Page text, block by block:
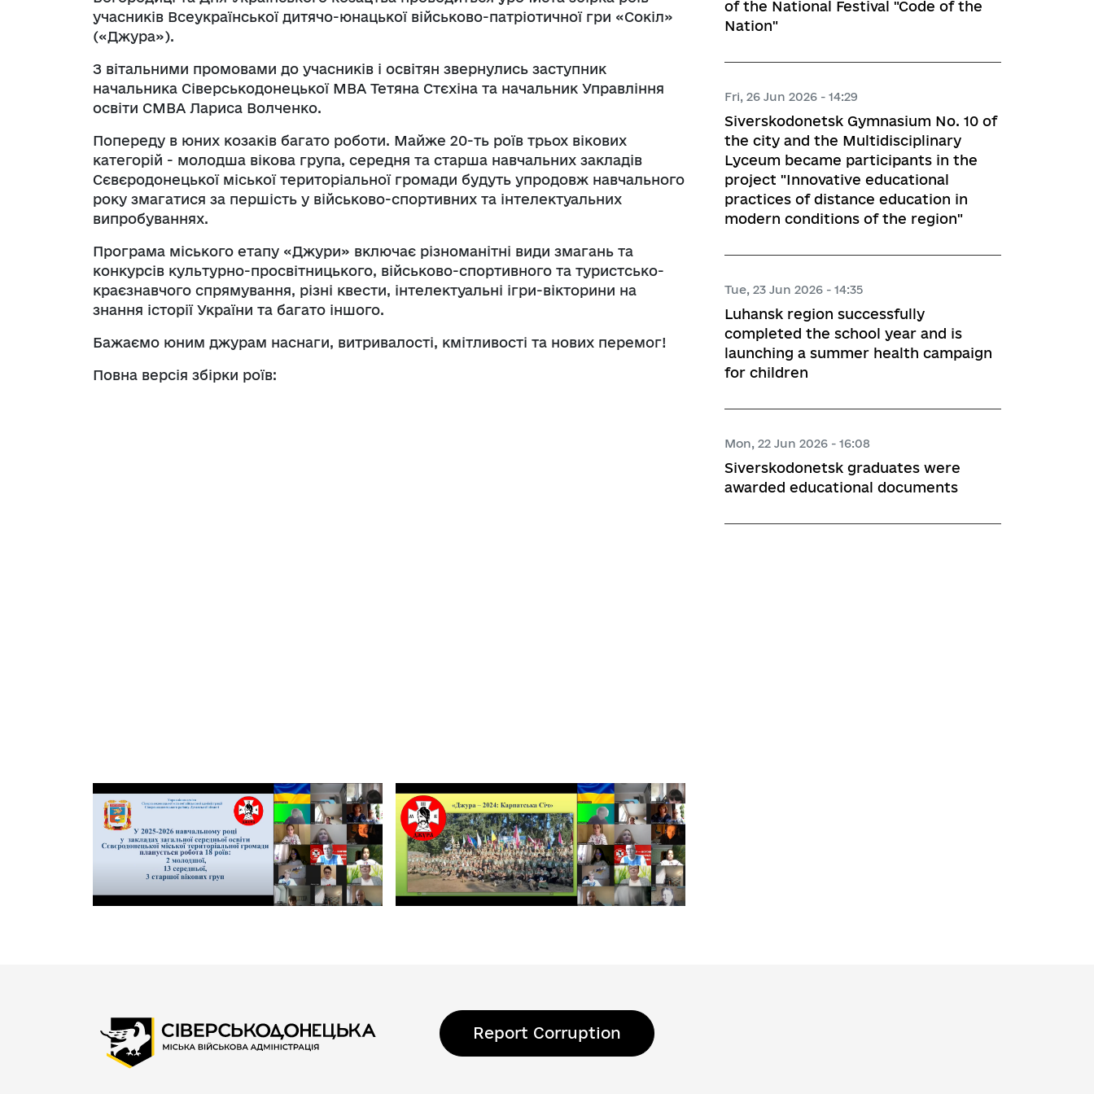
учасників Всеукраїнської дитячо-юнацької військово-патріотичної гри «Сокіл»
(«Джура»).
З вітальними промовами до учасників і освітян звернулись заступник
начальника Сіверськодонецької МВА Тетяна Стєхіна та начальник Управління
освіти СМВА Лариса Волченко.
Попереду в юних козаків багато роботи. Майже 20-ть роїв трьох вікових
категорій - молодша вікова група, середня та старша навчальних закладів
Сєвєродонецької міської територіальної громади будуть упродовж навчального
року змагатися за першість у військово-спортивних та інтелектуальних
випробуваннях.
Програма міського етапу «Джури» включає різноманітні види змагань та
конкурсів культурно-просвітницького, військово-спортивного та туристсько-
краєзнавчого спрямування, різні квести, інтелектуальні ігри-вікторини на
знання історії України та багато іншого.
Бажаємо юним джурам наснаги, витривалості, кмітливості та нових перемог!
Повна версія збірки роїв:
of the National Festival "Code of the
Nation"
Fri, 26 Jun 2026 - 14:29
Siverskodonetsk Gymnasium No. 10 of
the city and the Multidisciplinary
Lyceum became participants in the
project "Innovative educational
practices of distance education in
modern conditions of the region"
Tue, 23 Jun 2026 - 14:35
Luhansk region successfully
completed the school year and is
launching a summer health campaign
for children
Mon, 22 Jun 2026 - 16:08
Siverskodonetsk graduates were
awarded educational documents
Report Corruption